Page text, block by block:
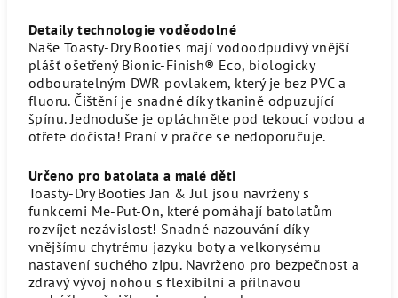
Detaily technologie voděodolné
Naše Toasty-Dry Booties mají vodoodpudivý vnější
plášť ošetřený Bionic-Finish® Eco, biologicky
odbouratelným DWR povlakem, který je bez PVC a
fluoru. Čištění je snadné díky tkanině odpuzující
špínu. Jednoduše je opláchněte pod tekoucí vodou a
otřete dočista! Praní v pračce se nedoporučuje.
Určeno pro batolata a malé děti
Toasty-Dry Booties Jan & Jul jsou navrženy s
funkcemi Me-Put-On, které pomáhají batolatům
rozvíjet nezávislost! Snadné nazouvání díky
vnějšímu chytrému jazyku boty a velkorysému
nastavení suchého zipu. Navrženo pro bezpečnost a
zdravý vývoj nohou s flexibilní a přilnavou